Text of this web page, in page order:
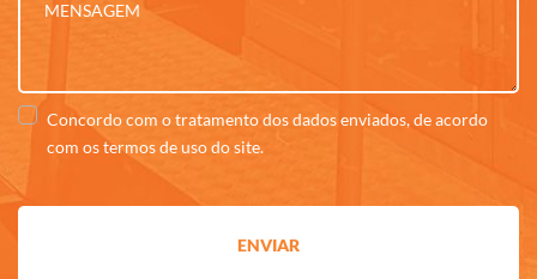
Concordo com o tratamento dos dados enviados, de acordo
com ostermos de usodo site.
ENVIAR